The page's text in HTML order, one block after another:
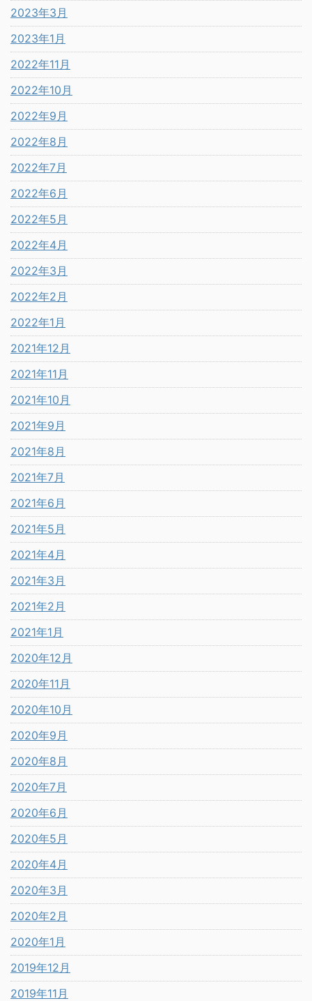
2023年3月
2023年1月
2022年11月
2022年10月
2022年9月
2022年8月
2022年7月
2022年6月
2022年5月
2022年4月
2022年3月
2022年2月
2022年1月
2021年12月
2021年11月
2021年10月
2021年9月
2021年8月
2021年7月
2021年6月
2021年5月
2021年4月
2021年3月
2021年2月
2021年1月
2020年12月
2020年11月
2020年10月
2020年9月
2020年8月
2020年7月
2020年6月
2020年5月
2020年4月
2020年3月
2020年2月
2020年1月
2019年12月
2019年11月